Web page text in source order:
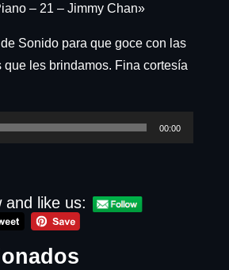
– 21 – Jimmy Chan»
Sonido para que goce con las
les brindamos. Fina cortesía
00:00
and like us: